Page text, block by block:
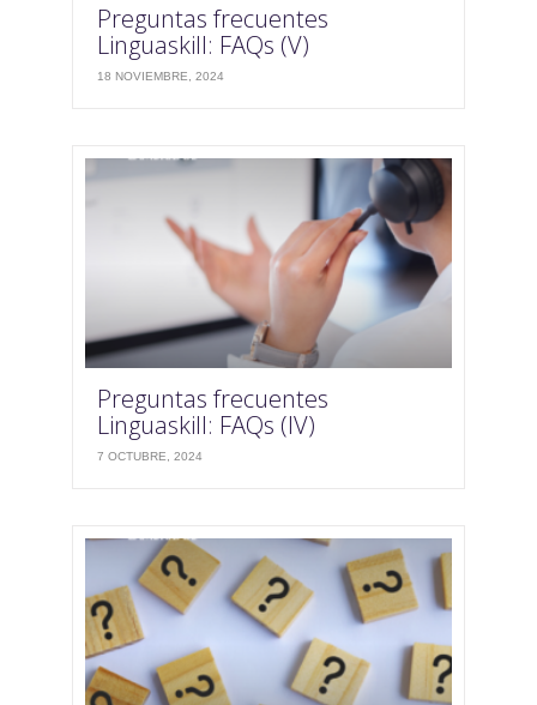
Preguntas frecuentes
Linguaskill: FAQs (V)
18 NOVIEMBRE, 2024
Preguntas frecuentes
Linguaskill: FAQs (IV)
7 OCTUBRE, 2024